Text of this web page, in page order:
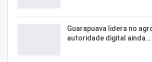
Guarapuava lidera no
autoridade digital ainda…